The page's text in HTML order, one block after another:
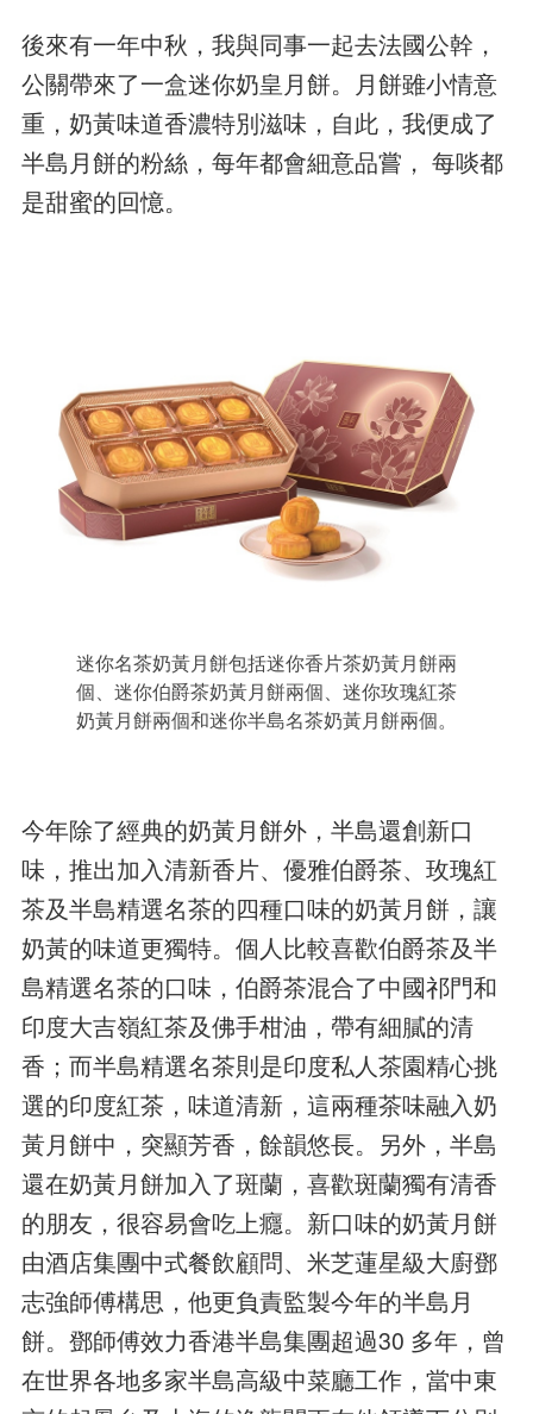
後來有一年中秋，我與同事一起去法國公幹，
公關帶來了一盒迷你奶皇月餅。月餅雖小情意
重，奶黃味道香濃特別滋味，自此，我便成了
半島月餅的粉絲，每年都會細意品嘗， 每啖都
是甜蜜的回憶。
迷你名茶奶黃月餅包括迷你香片茶奶黃月餅兩
個、迷你伯爵茶奶黃月餅兩個、迷你玫瑰紅茶
奶黃月餅兩個和迷你半島名茶奶黃月餅兩個。
今年除了經典的奶黃月餅外，半島還創新口
味，推出加入清新香片、優雅伯爵茶、玫瑰紅
茶及半島精選名茶的四種口味的奶黃月餅，讓
奶黃的味道更獨特。個人比較喜歡伯爵茶及半
島精選名茶的口味，伯爵茶混合了中國祁門和
印度大吉嶺紅茶及佛手柑油，帶有細膩的清
香；而半島精選名茶則是印度私人茶園精心挑
選的印度紅茶，味道清新，這兩種茶味融入奶
黃月餅中，突顯芳香，餘韻悠長。另外，半島
還在奶黃月餅加入了斑蘭，喜歡斑蘭獨有清香
的朋友，很容易會吃上癮。新口味的奶黃月餅
由酒店集團中式餐飲顧問、米芝蓮星級大廚鄧
志強師傅構思，他更負責監製今年的半島月
餅。鄧師傅效力香港半島集團超過30 多年，曾
在世界各地多家半島高級中菜廳工作，當中東